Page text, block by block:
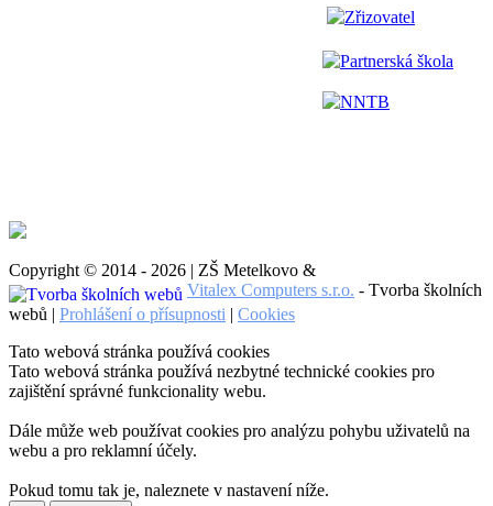
Zřizovatel
Partnerská škola
NNTB
Copyright © 2014 - 2026 | ZŠ Metelkovo &
Vitalex Computers s.r.o. - Tvorba školních
webů | Prohlášení o přísupnosti
Cookies
Tato webová stránka používá cookies
Tato webová stránka používá nezbytné technické cookies pro
zajištění správné funkcionality webu.
Dále může web používat cookies pro analýzu pohybu uživatelů na
webu a pro reklamní účely.
Pokud tomu tak je, naleznete v nastavení níže.